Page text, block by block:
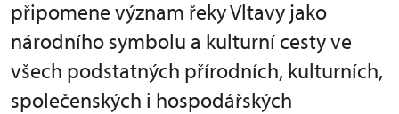
připomene význam řeky Vltavy jako
národního symbolu a kulturní cesty ve
všech podstatných přírodních, kulturních,
společenských i hospodářských